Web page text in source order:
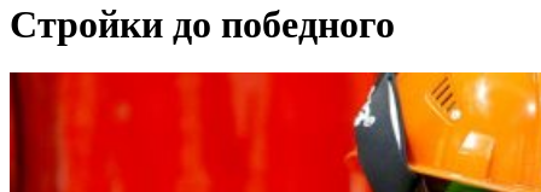
Стройки до победного